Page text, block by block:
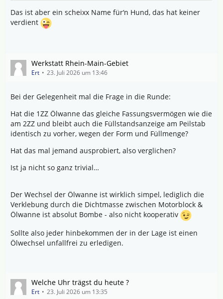
Das ist aber ein scheixx Name für‘n Hund, das hat keiner
verdient
Werkstatt Rhein-Main-Gebiet
Ert 23. Juli 2026 um 13:46
Bei der Gelegenheit mal die Frage in die Runde:
Hat die 1ZZ Ölwanne das gleiche Fassungsvermögen wie die
am 2ZZ und bleibt auch die Füllstandsanzeige am Peilstab
identisch zu vorher, wegen der Form und Füllmenge?
Hat das mal jemand ausprobiert, also verglichen?
Ist ja nicht so ganz trivial…
Der Wechsel der Ölwanne ist wirklich simpel, lediglich die
Verklebung durch die Dichtmasse zwischen Motorblock &
Ölwanne ist absolut Bombe - also nicht kooperativ
Sollte also jeder hinbekommen der in der Lage ist einen
Ölwechsel unfallfrei zu erledigen.
Welche Uhr trägst du heute ?
Ert 23. Juli 2026 um 13:35